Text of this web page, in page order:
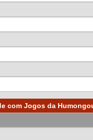
com Jogos da